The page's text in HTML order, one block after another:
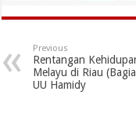
Previous
Rentangan
Melayu di Riau
UU Hamidy